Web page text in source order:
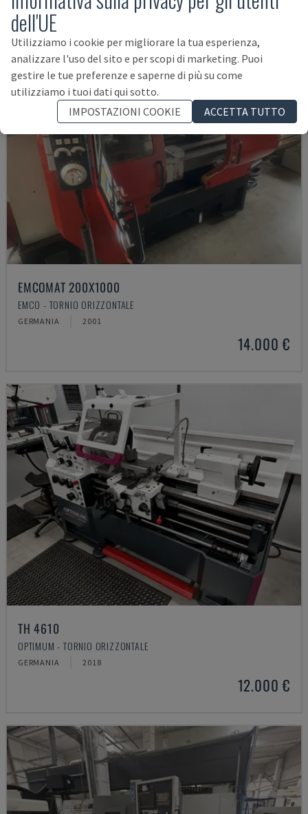
Prodotti correlati conTRAUB TNK 36
EMCOMAT 200X1000
EMCO - TORNIO ORIZZONTALE
GERMANIA 2001
14.000 €
TH 4610
OPTIMUM - TORNIO ORIZZONTALE
GERMANIA 2018
12.000 €
dell'UE
Utilizziamo i cookie per migliorare la tua esperienza,
analizzare l'uso del sito e per scopi di marketing. Puoi
gestire le tue preferenze e saperne di più su come
utilizziamo i tuoi dati qui sotto.
IMPOSTAZIONI COOKIE
ACCETTA TUTTO